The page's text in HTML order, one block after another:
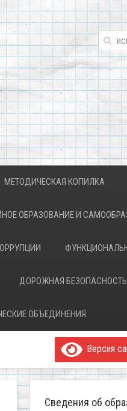
МЕТОДИЧЕСКАЯ КОПИЛКА
ОБРАЗОВАНИЕ И
ДОРОЖНАЯ БЕЗОПАСНОСТЬ
ОБЪЕДИНЕНИЯ
Версия
Сведения об